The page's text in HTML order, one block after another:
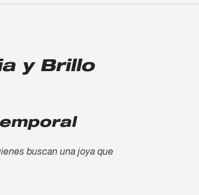
y Brillo
buscan una joya que